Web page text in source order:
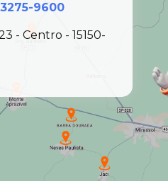
9600
- Centro - 15150-